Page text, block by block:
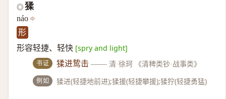
◎ 猱
náo
形
形容轻捷、轻快 [spry and light]
书证 猱进鸷击 —— 清·徐珂 《清稗类钞·战事类》
例如 猱进(轻捷地前进);猱援(轻捷攀援);猱狞(轻捷勇猛)